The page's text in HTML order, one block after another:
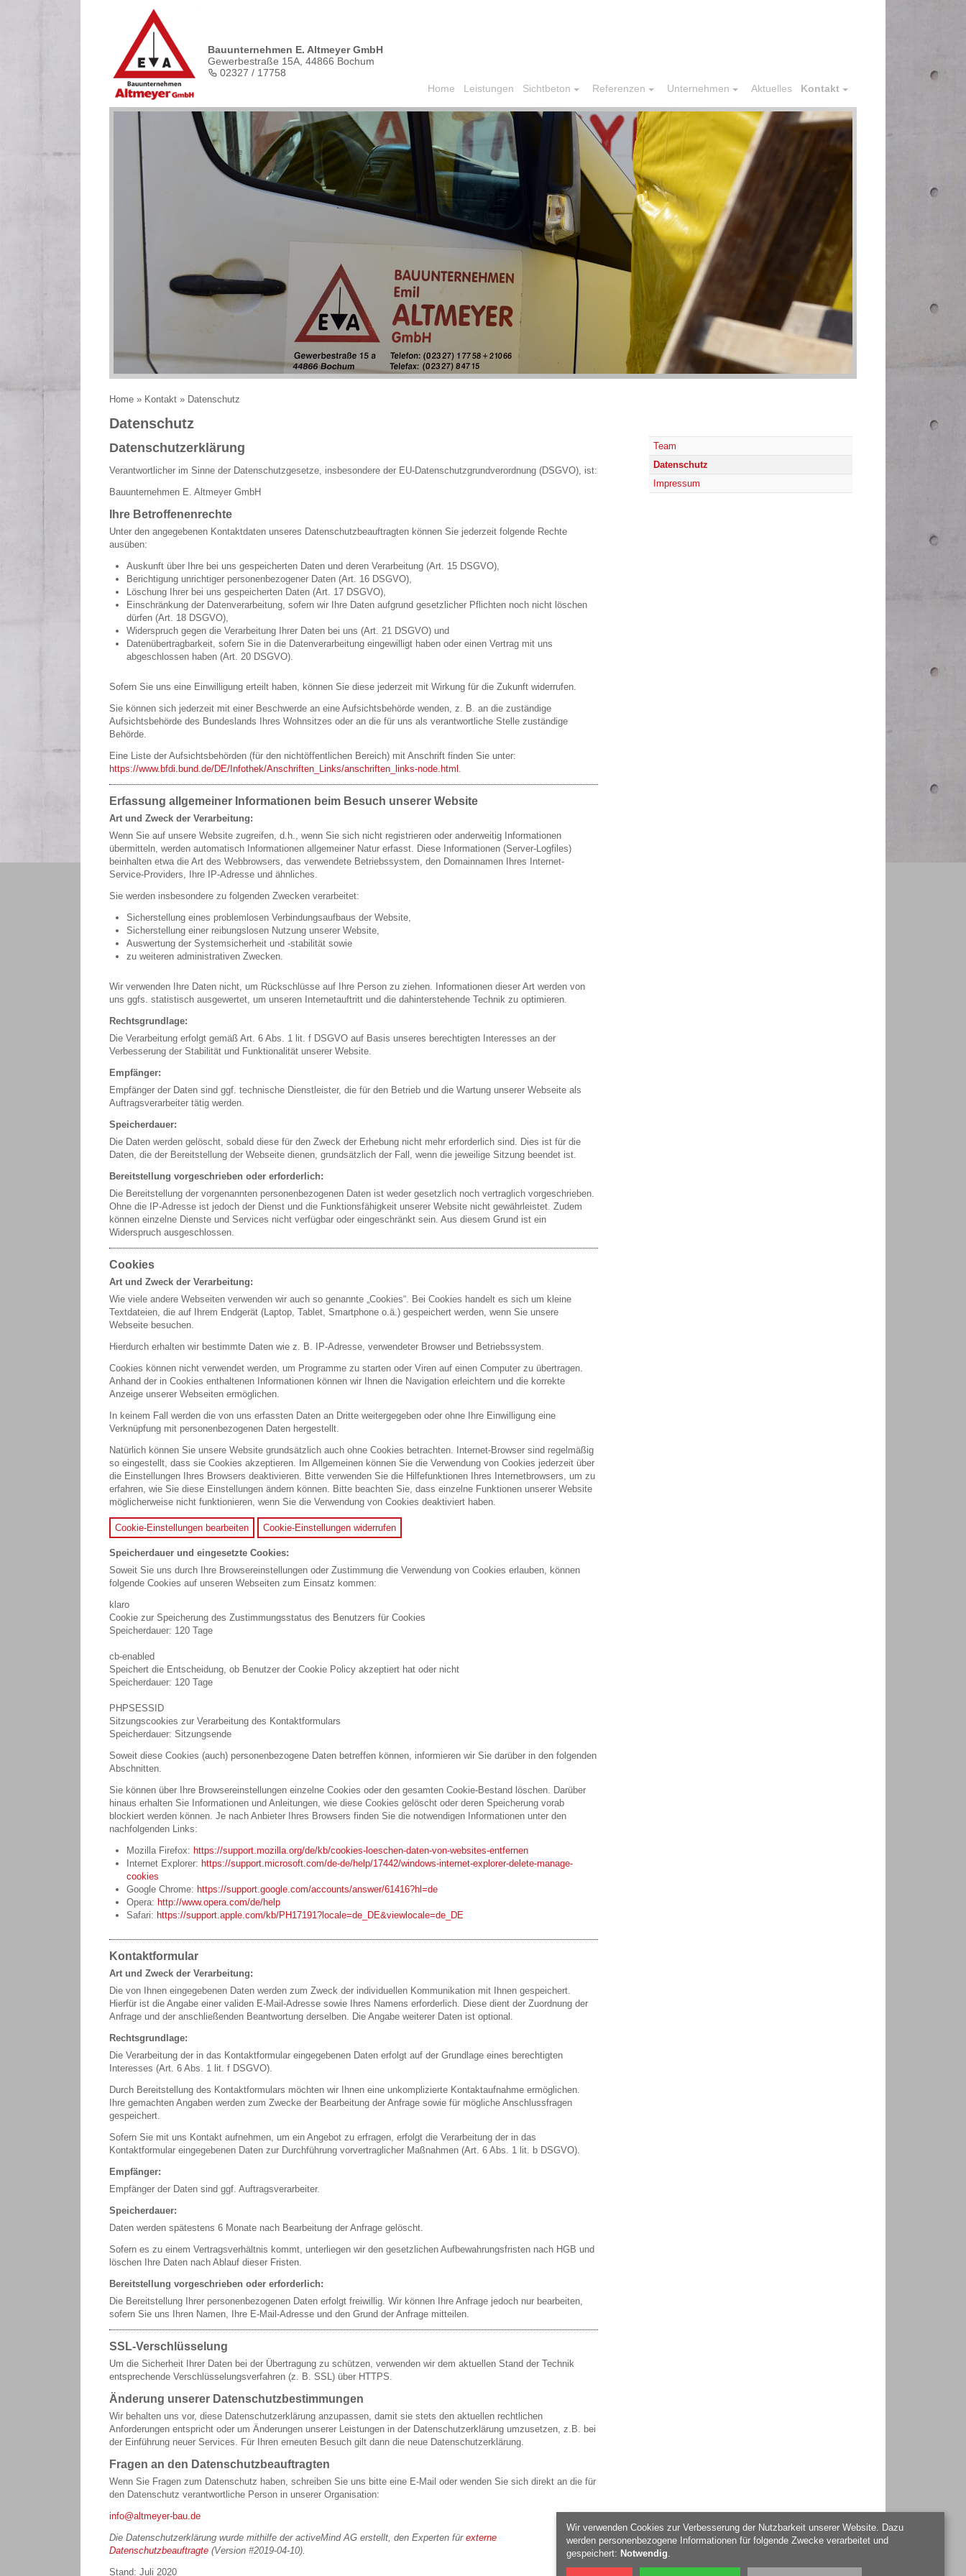
Bauunternehmen E. Altmeyer GmbH
Gewerbestraße 15A, 44866 Bochum
02327 / 17758
Home
Leistungen Sichtbeton Referenzen Unternehmen Aktuelles Kontakt
Home » Kontakt » Datenschutz
Datenschutz
Datenschutzerklärung
Verantwortlicher im Sinne der Datenschutzgesetze, insbesondere der EU-Datenschutzgrundverordnung (DSGVO), ist:
Bauunternehmen E. Altmeyer GmbH
Ihre Betroffenenrechte
Unter den angegebenen Kontaktdaten unseres Datenschutzbeauftragten können Sie jederzeit folgende Rechte
ausüben:
Auskunft über Ihre bei uns gespeicherten Daten und deren Verarbeitung (Art. 15 DSGVO),
Berichtigung unrichtiger personenbezogener Daten (Art. 16 DSGVO),
Löschung Ihrer bei uns gespeicherten Daten (Art. 17 DSGVO),
Einschränkung der Datenverarbeitung, sofern wir Ihre Daten aufgrund gesetzlicher Pflichten noch nicht löschen
dürfen (Art. 18 DSGVO),
Widerspruch gegen die Verarbeitung Ihrer Daten bei uns (Art. 21 DSGVO) und
Datenübertragbarkeit, sofern Sie in die Datenverarbeitung eingewilligt haben oder einen Vertrag mit uns
abgeschlossen haben (Art. 20 DSGVO).
Sofern Sie uns eine Einwilligung erteilt haben, können Sie diese jederzeit mit Wirkung für die Zukunft widerrufen.
Sie können sich jederzeit mit einer Beschwerde an eine Aufsichtsbehörde wenden, z. B. an die zuständige
Aufsichtsbehörde des Bundeslands Ihres Wohnsitzes oder an die für uns als verantwortliche Stelle zuständige
Behörde.
Eine Liste der Aufsichtsbehörden (für den nichtöffentlichen Bereich) mit Anschrift finden Sie unter:
https://www.bfdi.bund.de/DE/Infothek/Anschriften_Links/anschriften_links-node.html .
Erfassung allgemeiner Informationen beim Besuch unserer Website
Art und Zweck der Verarbeitung:
Wenn Sie auf unsere Website zugreifen, d.h., wenn Sie sich nicht registrieren oder anderweitig Informationen
übermitteln, werden automatisch Informationen allgemeiner Natur erfasst. Diese Informationen (Server-Logfiles)
beinhalten etwa die Art des Webbrowsers, das verwendete Betriebssystem, den Domainnamen Ihres Internet-
Service-Providers, Ihre IP-Adresse und ähnliches.
Sie werden insbesondere zu folgenden Zwecken verarbeitet:
Sicherstellung eines problemlosen Verbindungsaufbaus der Website,
Sicherstellung einer reibungslosen Nutzung unserer Website,
Auswertung der Systemsicherheit und -stabilität sowie
zu weiteren administrativen Zwecken.
Wir verwenden Ihre Daten nicht, um Rückschlüsse auf Ihre Person zu ziehen. Informationen dieser Art werden von
uns ggfs. statistisch ausgewertet, um unseren Internetauftritt und die dahinterstehende Technik zu optimieren.
Rechtsgrundlage:
Die Verarbeitung erfolgt gemäß Art. 6 Abs. 1 lit. f DSGVO auf Basis unseres berechtigten Interesses an der
Verbesserung der Stabilität und Funktionalität unserer Website.
Empfänger:
Empfänger der Daten sind ggf. technische Dienstleister, die für den Betrieb und die Wartung unserer Webseite als
Auftragsverarbeiter tätig werden.
Speicherdauer:
Die Daten werden gelöscht, sobald diese für den Zweck der Erhebung nicht mehr erforderlich sind. Dies ist für die
Daten, die der Bereitstellung der Webseite dienen, grundsätzlich der Fall, wenn die jeweilige Sitzung beendet ist.
Bereitstellung vorgeschrieben oder erforderlich:
Die Bereitstellung der vorgenannten personenbezogenen Daten ist weder gesetzlich noch vertraglich vorgeschrieben.
Ohne die IP-Adresse ist jedoch der Dienst und die Funktionsfähigkeit unserer Website nicht gewährleistet. Zudem
können einzelne Dienste und Services nicht verfügbar oder eingeschränkt sein. Aus diesem Grund ist ein
Widerspruch ausgeschlossen.
Cookies
Art und Zweck der Verarbeitung:
Wie viele andere Webseiten verwenden wir auch so genannte „Cookies“. Bei Cookies handelt es sich um kleine
Textdateien, die auf Ihrem Endgerät (Laptop, Tablet, Smartphone o.ä.) gespeichert werden, wenn Sie unsere
Webseite besuchen.
Hierdurch erhalten wir bestimmte Daten wie z. B. IP-Adresse, verwendeter Browser und Betriebssystem.
Cookies können nicht verwendet werden, um Programme zu starten oder Viren auf einen Computer zu übertragen.
Anhand der in Cookies enthaltenen Informationen können wir Ihnen die Navigation erleichtern und die korrekte
Anzeige unserer Webseiten ermöglichen.
In keinem Fall werden die von uns erfassten Daten an Dritte weitergegeben oder ohne Ihre Einwilligung eine
Verknüpfung mit personenbezogenen Daten hergestellt.
Natürlich können Sie unsere Website grundsätzlich auch ohne Cookies betrachten. Internet-Browser sind regelmäßig
so eingestellt, dass sie Cookies akzeptieren. Im Allgemeinen können Sie die Verwendung von Cookies jederzeit über
die Einstellungen Ihres Browsers deaktivieren. Bitte verwenden Sie die Hilfefunktionen Ihres Internetbrowsers, um zu
erfahren, wie Sie diese Einstellungen ändern können. Bitte beachten Sie, dass einzelne Funktionen unserer Website
möglicherweise nicht funktionieren, wenn Sie die Verwendung von Cookies deaktiviert haben.
Cookie-Einstellungen bearbeiten Cookie-Einstellungen widerrufen
Speicherdauer und eingesetzte Cookies:
Soweit Sie uns durch Ihre Browsereinstellungen oder Zustimmung die Verwendung von Cookies erlauben, können
folgende Cookies auf unseren Webseiten zum Einsatz kommen:
klaro
Cookie zur Speicherung des Zustimmungsstatus des Benutzers für Cookies
Speicherdauer: 120 Tage
cb-enabled
Speichert die Entscheidung, ob Benutzer der Cookie Policy akzeptiert hat oder nicht
Speicherdauer: 120 Tage
PHPSESSID
Sitzungscookies zur Verarbeitung des Kontaktformulars
Speicherdauer: Sitzungsende
Soweit diese Cookies (auch) personenbezogene Daten betreffen können, informieren wir Sie darüber in den folgenden
Abschnitten.
Sie können über Ihre Browsereinstellungen einzelne Cookies oder den gesamten Cookie-Bestand löschen. Darüber
hinaus erhalten Sie Informationen und Anleitungen, wie diese Cookies gelöscht oder deren Speicherung vorab
blockiert werden können. Je nach Anbieter Ihres Browsers finden Sie die notwendigen Informationen unter den
nachfolgenden Links:
Mozilla Firefox: https://support.mozilla.org/de/kb/cookies-loeschen-daten-von-websites-entfernen
Internet Explorer: https://support.microsoft.com/de-de/help/17442/windows-internet-explorer-delete-manage-
cookies
Google Chrome: https://support.google.com/accounts/answer/61416?hl=de
Opera: http://www.opera.com/de/help
Safari: https://support.apple.com/kb/PH17191?locale=de_DE&viewlocale=de_DE
Kontaktformular
Art und Zweck der Verarbeitung:
Die von Ihnen eingegebenen Daten werden zum Zweck der individuellen Kommunikation mit Ihnen gespeichert.
Hierfür ist die Angabe einer validen E-Mail-Adresse sowie Ihres Namens erforderlich. Diese dient der Zuordnung der
Anfrage und der anschließenden Beantwortung derselben. Die Angabe weiterer Daten ist optional.
Rechtsgrundlage:
Die Verarbeitung der in das Kontaktformular eingegebenen Daten erfolgt auf der Grundlage eines berechtigten
Interesses (Art. 6 Abs. 1 lit. f DSGVO).
Durch Bereitstellung des Kontaktformulars möchten wir Ihnen eine unkomplizierte Kontaktaufnahme ermöglichen.
Ihre gemachten Angaben werden zum Zwecke der Bearbeitung der Anfrage sowie für mögliche Anschlussfragen
gespeichert.
Sofern Sie mit uns Kontakt aufnehmen, um ein Angebot zu erfragen, erfolgt die Verarbeitung der in das
Kontaktformular eingegebenen Daten zur Durchführung vorvertraglicher Maßnahmen (Art. 6 Abs. 1 lit. b DSGVO).
Empfänger:
Empfänger der Daten sind ggf. Auftragsverarbeiter.
Speicherdauer:
Daten werden spätestens 6 Monate nach Bearbeitung der Anfrage gelöscht.
Sofern es zu einem Vertragsverhältnis kommt, unterliegen wir den gesetzlichen Aufbewahrungsfristen nach HGB und
löschen Ihre Daten nach Ablauf dieser Fristen.
Bereitstellung vorgeschrieben oder erforderlich:
Die Bereitstellung Ihrer personenbezogenen Daten erfolgt freiwillig. Wir können Ihre Anfrage jedoch nur bearbeiten,
sofern Sie uns Ihren Namen, Ihre E-Mail-Adresse und den Grund der Anfrage mitteilen.
SSL-Verschlüsselung
Um die Sicherheit Ihrer Daten bei der Übertragung zu schützen, verwenden wir dem aktuellen Stand der Technik
entsprechende Verschlüsselungsverfahren (z. B. SSL) über HTTPS.
Änderung unserer Datenschutzbestimmungen
Wir behalten uns vor, diese Datenschutzerklärung anzupassen, damit sie stets den aktuellen rechtlichen
Anforderungen entspricht oder um Änderungen unserer Leistungen in der Datenschutzerklärung umzusetzen, z.B. bei
der Einführung neuer Services. Für Ihren erneuten Besuch gilt dann die neue Datenschutzerklärung.
Fragen an den Datenschutzbeauftragten
Wenn Sie Fragen zum Datenschutz haben, schreiben Sie uns bitte eine E-Mail oder wenden Sie sich direkt an die für
den Datenschutz verantwortliche Person in unserer Organisation:
info@altmeyer-bau.de
Die Datenschutzerklärung wurde mithilfe der activeMind AG erstellt, den Experten für externe
Datenschutzbeauftragte (Version #2019-04-10).
Stand: Juli 2020
Team
Datenschutz
Impressum
Wir verwenden Cookies zur Verbesserung der Nutzbarkeit unserer Website. Dazu
werden personenbezogene Informationen für folgende Zwecke verarbeitet und
gespeichert: Notwendig.